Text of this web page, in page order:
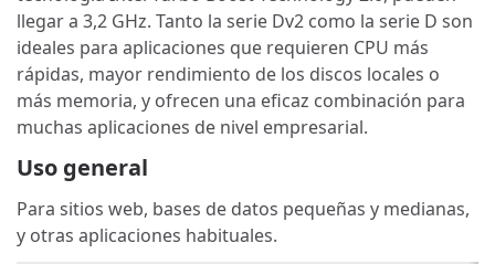
llegar a 3,2 GHz. Tanto la serie Dv2 como la serie D son
ideales para aplicaciones que requieren CPU más
rápidas, mayor rendimiento de los discos locales o
más memoria, y ofrecen una eficaz combinación para
muchas aplicaciones de nivel empresarial.
Uso general
Para sitios web, bases de datos pequeñas y medianas,
y otras aplicaciones habituales.